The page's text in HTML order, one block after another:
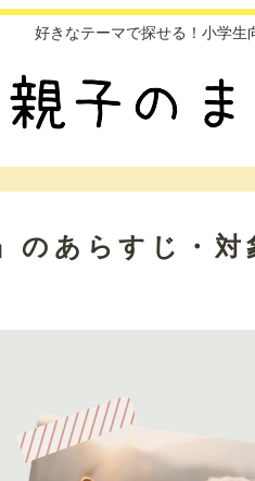
好きなテーマで探せる！小学生
あらすじ・対